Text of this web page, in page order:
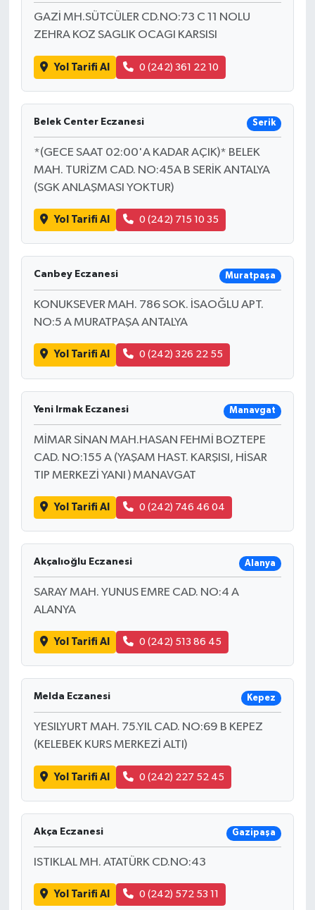
GAZİ MH.SÜTCÜLER CD.NO:73 C 11 NOLU
ZEHRA KOZ SAGLIK OCAGI KARSISI
Yol Tarifi Al 0 (242) 361 22 10
Belek Center Eczanesi Serik
*(GECE SAAT 02:00'A KADAR AÇIK)* BELEK
MAH. TURİZM CAD. NO:45A B SERİK ANTALYA
(SGK ANLAŞMASI YOKTUR)
Yol Tarifi Al 0 (242) 715 10 35
Canbey Eczanesi Muratpaşa
KONUKSEVER MAH. 786 SOK. İSAOĞLU APT.
NO:5 A MURATPAŞA ANTALYA
Yol Tarifi Al 0 (242) 326 22 55
Yeni Irmak Eczanesi Manavgat
MİMAR SİNAN MAH.HASAN FEHMİ BOZTEPE
CAD. NO:155 A (YAŞAM HAST. KARŞISI, HİSAR
TIP MERKEZİ YANI ) MANAVGAT
Yol Tarifi Al 0 (242) 746 46 04
Akçalıoğlu Eczanesi Alanya
SARAY MAH. YUNUS EMRE CAD. NO:4 A
ALANYA
Yol Tarifi Al 0 (242) 513 86 45
Melda Eczanesi Kepez
YESILYURT MAH. 75.YIL CAD. NO:69 B KEPEZ
(KELEBEK KURS MERKEZİ ALTI)
Yol Tarifi Al 0 (242) 227 52 45
Akça Eczanesi Gazipaşa
ISTIKLAL MH. ATATÜRK CD.NO:43
Yol Tarifi Al 0 (242) 572 53 11